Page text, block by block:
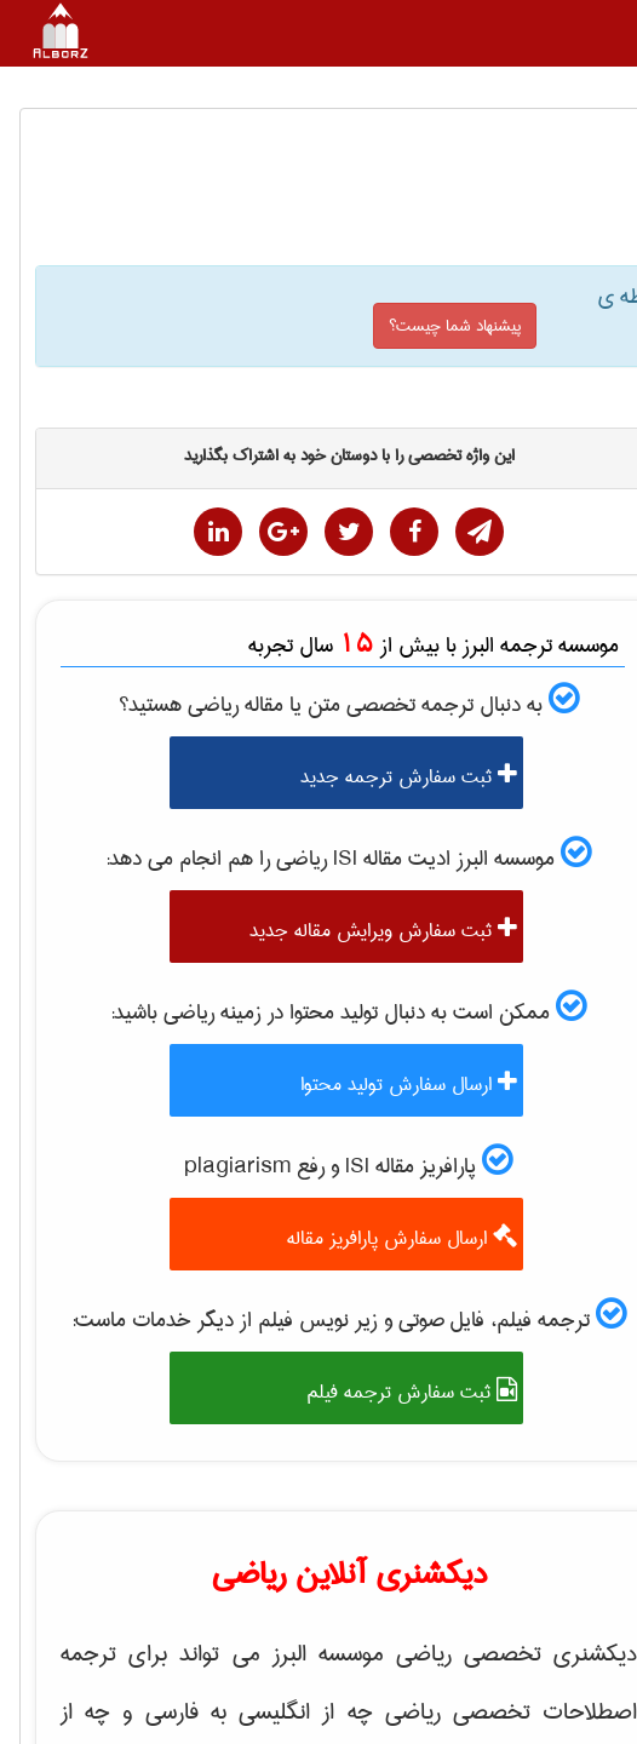
ی
پیشنهاد شما چیست؟
این واژه تخصصی را با دوستان خود به اشتراک بگذارید
موسسه ترجمه البرز با بیش از 15 سال تجربه
به دنبال ترجمه تخصصی متن یا مقالهرياضیهستید؟
ثبت سفارش ترجمه جدید
موسسه البرز ادیت مقاله ISI رياضیرا هم انجام می دهد:
ثبت سفارش ویرایش مقاله جدید
ممکن است به دنبال تولید محتوا در زمینهرياضیباشید:
ارسال سفارش تولید محتوا
پارافریز مقاله ISI و رفع plagiarism
ارسال سفارش پارافریز مقاله
ترجمه فیلم، فایل صوتی و زیر نویس فیلم از دیگر خدمات ماست:
ثبت سفارش ترجمه فیلم
دیکشنری آنلاین ریاضی
دیکشنری تخصصی ریاضی موسسه البرز می تواند برای ترجمه
اصطلاحات تخصصی ریاضی چه از انگلیسی به فارسی و چه از